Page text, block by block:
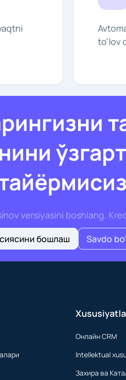
to'lov
versiyasini boshlang.
бошлаш
Savdo
Онлайн CRM
Intellektual
Захира ва